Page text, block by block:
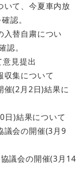
いて、今夏車内放
認。
入替自粛につい
。
見提出
収集について
催(2月2日)結果に
日)結果について
議会の開催(3月9
議会の開催(3月14